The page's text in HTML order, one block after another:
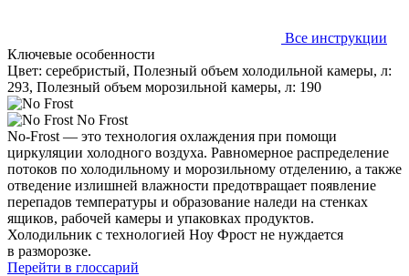
Все инструкции
Ключевые особенности
Цвет: серебристый, Полезный объем холодильной камеры, л:
293, Полезный объем морозильной камеры, л: 190
No Frost
No-Frost — это технология охлаждения при помощи
циркуляции холодного воздуха. Равномерное распределение
потоков по холодильному и морозильному отделению, а также
отведение излишней влажности предотвращает появление
перепадов температуры и образование наледи на стенках
ящиков, рабочей камеры и упаковках продуктов.
Холодильник с технологией Ноу Фрост не нуждается
в разморозке.
Перейти в глоссарий